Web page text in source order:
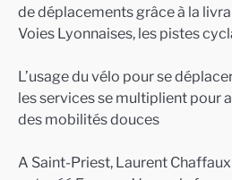
de déplacements grâce à la
Voies Lyonnaises, les pistes
L’usage du vélo pour se
les services se multiplient pour
des mobilités douces
A Saint-Priest, Laurent